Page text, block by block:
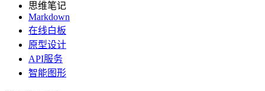
思维笔记
Markdown
在线白板
原型设计
API服务
智能图形